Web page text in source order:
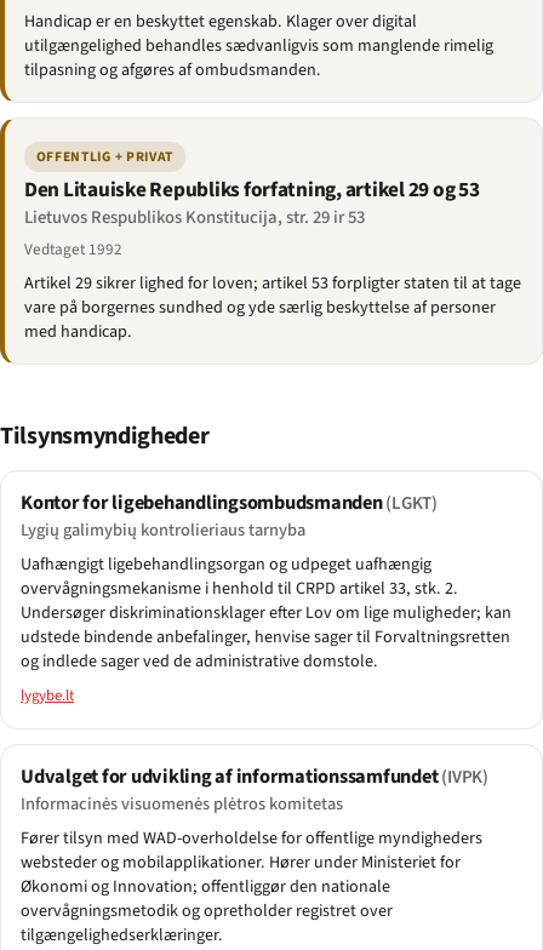
Handicap er en beskyttet egenskab. Klager over digital
utilgængelighed behandles sædvanligvis som manglende rimelig
tilpasning og afgøres af ombudsmanden.
OFFENTLIG + PRIVAT
Den Litauiske Republiks forfatning, artikel 29 og 53
Lietuvos Respublikos Konstitucija, str. 29 ir 53
Vedtaget 1992
Artikel 29 sikrer lighed for loven; artikel 53 forpligter staten til at tage
vare på borgernes sundhed og yde særlig beskyttelse af personer
med handicap.
Tilsynsmyndigheder
Kontor for ligebehandlingsombudsmanden(LGKT)
Lygių galimybių kontrolieriaus tarnyba
Uafhængigt ligebehandlingsorgan og udpeget uafhængig
overvågningsmekanisme i henhold til CRPD artikel 33, stk. 2.
Undersøger diskriminationsklager efter Lov om lige muligheder; kan
udstede bindende anbefalinger, henvise sager til Forvaltningsretten
og indlede sager ved de administrative domstole.
lygybe.lt
Udvalget for udvikling af informationssamfundet(IVPK)
Informacinės visuomenės plėtros komitetas
Fører tilsyn med WAD-overholdelse for offentlige myndigheders
websteder og mobilapplikationer. Hører under Ministeriet for
Økonomi og Innovation; offentliggør den nationale
overvågningsmetodik og opretholder registret over
tilgængelighedserklæringer.